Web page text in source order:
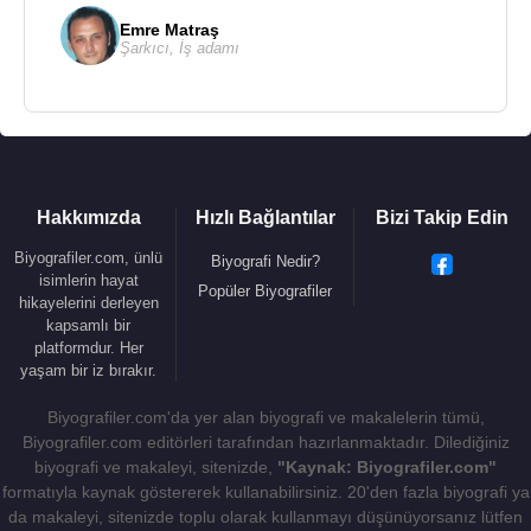
Emre Matraş
Şarkıcı İş adamı
Hakkımızda
Biyografiler.com, ünlü
isimlerin hayat
hikayelerini derleyen
kapsamlı bir
platformdur. Her
yaşam bir iz bırakır.
Hızlı Bağlantılar
Biyografi Nedir?
Popüler Biyografiler
Bizi Takip Edin
Biyografiler.com'da yer alan biyografi ve makalelerin tümü,
Biyografiler.com editörleri tarafından hazırlanmaktadır. Dilediğiniz
biyografi ve makaleyi, sitenizde, "Kaynak: Biyografiler.com"
formatıyla kaynak göstererek kullanabilirsiniz. 20'den fazla biyografi ya
da makaleyi, sitenizde toplu olarak kullanmayı düşünüyorsanız lütfen